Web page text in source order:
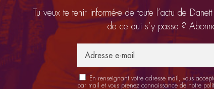
Tu veux te tenir informé-e de toute l’actu de
de ce qui s’y passe ?
En renseignant votre adresse mail, vous
par mail et vous prenez connaissance de notre